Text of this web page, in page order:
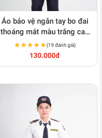
Áo bảo vệ ngắn tay bo đai
thoáng mát màu trắng cao
cấp, vải kate hàn BH06A
★★★★★
★★★★★(19 đánh giá)
130.000đ